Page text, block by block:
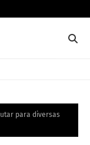
para diversas